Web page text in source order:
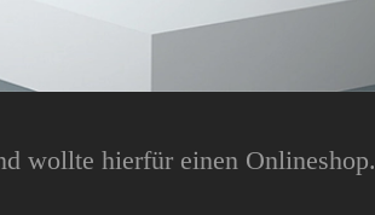
wollte hierfür einen Onlineshop.